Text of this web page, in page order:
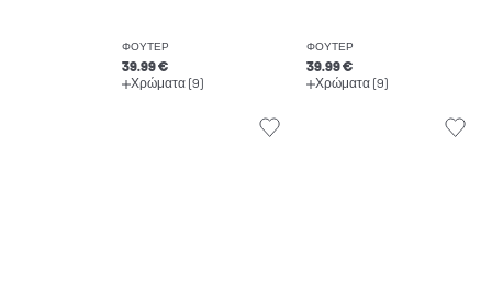
ΦΟΎΤΕΡ
39.99 €
Χρώματα (9)
ΦΟΎΤΕΡ
39.99 €
Χρώματα (9)